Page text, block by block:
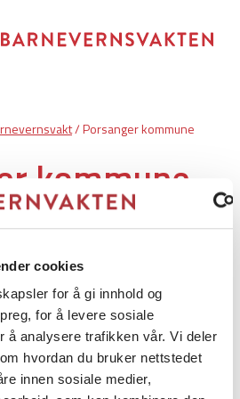
cookies
for å gi innhold og
for å levere sosiale
å analysere trafikken vår. Vi deler
hvordan du bruker nettstedet
innen sosiale medier,
/ Porsanger kommune
kommune
har